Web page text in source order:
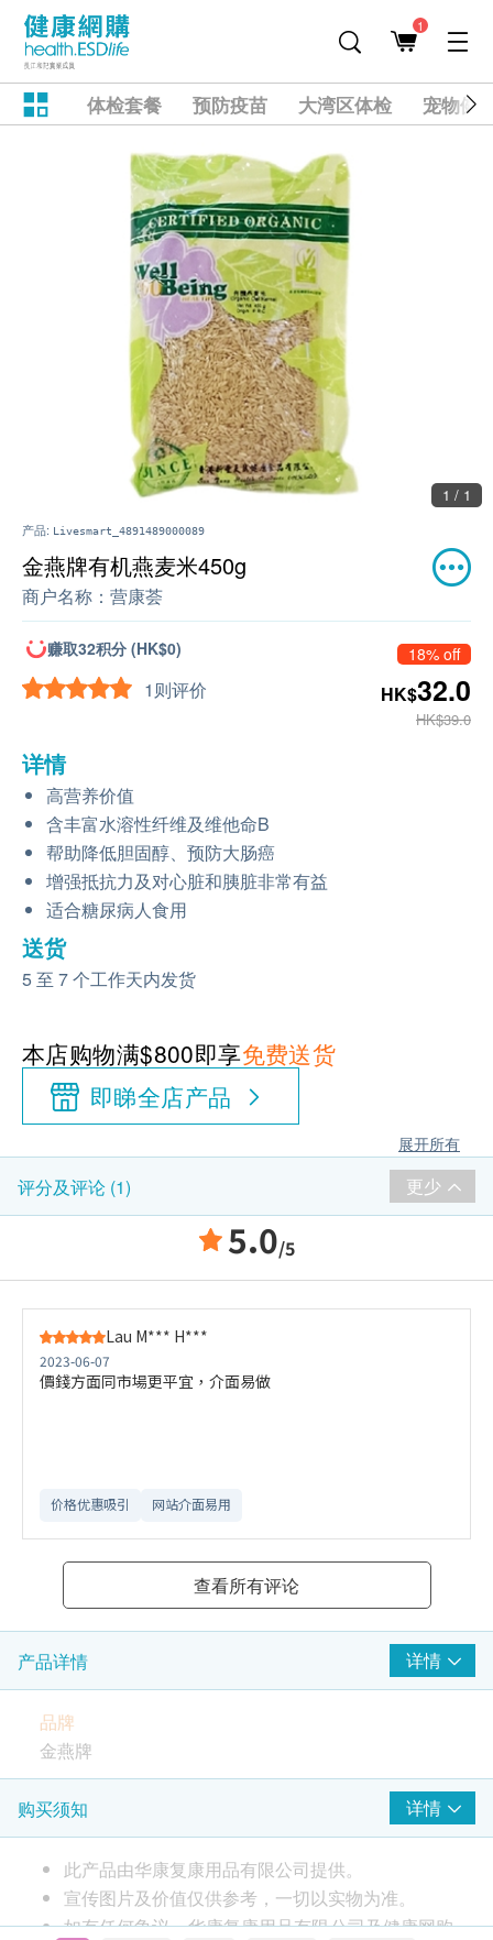
1
体检套餐 预防疫苗 大湾区体检 宠物健
1 / 1
产品: Livesmart_4891489000089
金燕牌有机燕麦米450g
商户名称： 营康荟
赚取32积分 (HK$0)
1则评价
18% off
HK$32.0
HK$39.0
详情
高营养价值
含丰富水溶性纤维及维他命B
帮助降低胆固醇、预防大肠癌
增强抵抗力及对心脏和胰脏非常有益
适合糖尿病人食用
送货
5 至 7 个工作天内发货
本店购物满$800即享免费送货
即睇全店产品
展开所有
评分及评论 (1) 更少
5.0/5
Lau M*** H***
2023-06-07
價錢方面同市場更平宜，介面易做
价格优惠吸引 网站介面易用
查看所有评论
产品详情 详情
品牌
金燕牌
产地
香港
包装
450g
购买须知 详情
此产品由华康复康用品有限公司提供。
宣传图片及价值仅供参考，一切以实物为准。
如有任何争议，华康复康用品有限公司及健康网购